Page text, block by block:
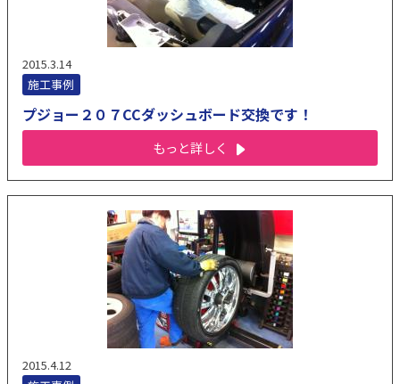
2015.3.14
施工事例
プジョー２０７CCダッシュボード交換です！
もっと詳しく
2015.4.12